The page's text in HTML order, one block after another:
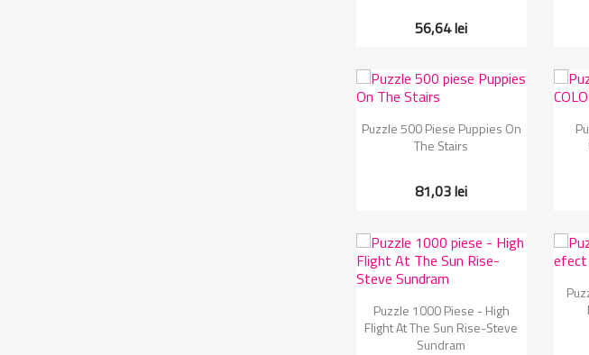
56,64 lei
 Vizualizare rapida
Puzzle 500 Piese Puppies On
The Stairs
81,03 lei
Vizualizare rapida
Puzzle 1000 Piese - High
Flight At The Sun Rise-Steve
Sundram